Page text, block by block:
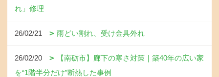
れ」修理
26/02/21 雨どい割れ、受け金具外れ
26/02/20
【南砺市】廊下の寒さ対策｜築40年の広い家
を“1階半分だけ”断熱した事例